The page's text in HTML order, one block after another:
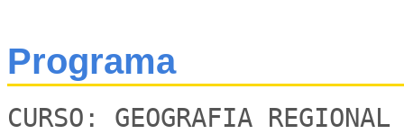
Programa
CURSO: GEOGRAFIA